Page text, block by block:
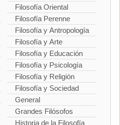
Filosofía Oriental
Filosofía Perenne
Filosofía y Antropología
Filosofía y Arte
Filosofía y Educación
Filosofía y Psicología
Filosofía y Religión
Filosofía y Sociedad
General
Grandes Filósofos
Historia de la Filosofía